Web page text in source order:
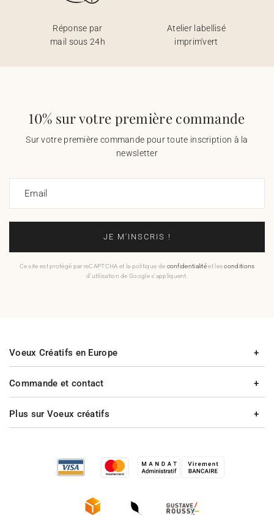
Réponse par
mail sous 24h
Atelier labellisé
imprim'vert
10% sur votre première commande
Sur votre première commande pour toute inscription à la
newsletter
Email
JE M'INSCRIS !
Ce site est protégé par reCAPTCHA et la politique de confidentialitéet lesconditions
d'utilisation de Google s'appliquent.
Commande et contact
Plus sur Voeux créatifs
Voeux Créatifs en Europe